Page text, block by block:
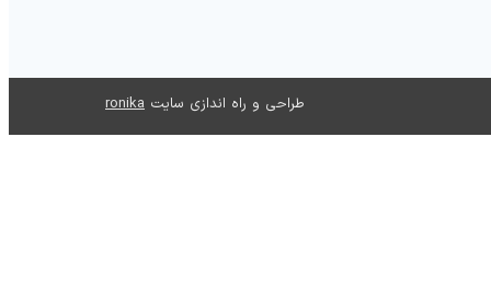
طراحی و راه اندازی سایت ronika